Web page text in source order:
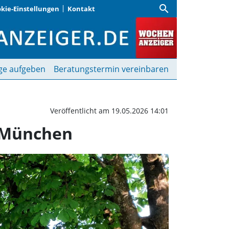
Einstellungen Kontakt search
aufgeben Beratungstermin vereinbaren
Veröffentlicht am 19.05.2026 14:01